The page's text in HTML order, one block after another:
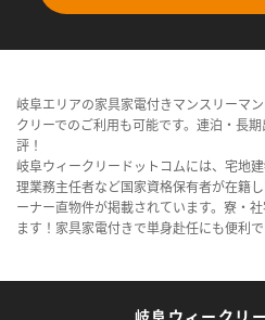
岐阜エリアの家具家電付きマンスリーマ
クリーでのご利用も可能です。連泊・長
評！
岐阜ウィークリードットコムには、宅地
理業務主任者など国家資格保有者が在籍
ーナー直物件が掲載されています。寮・
ます！家具家電付きで単身赴任にも便利で
岐阜ウィークリ